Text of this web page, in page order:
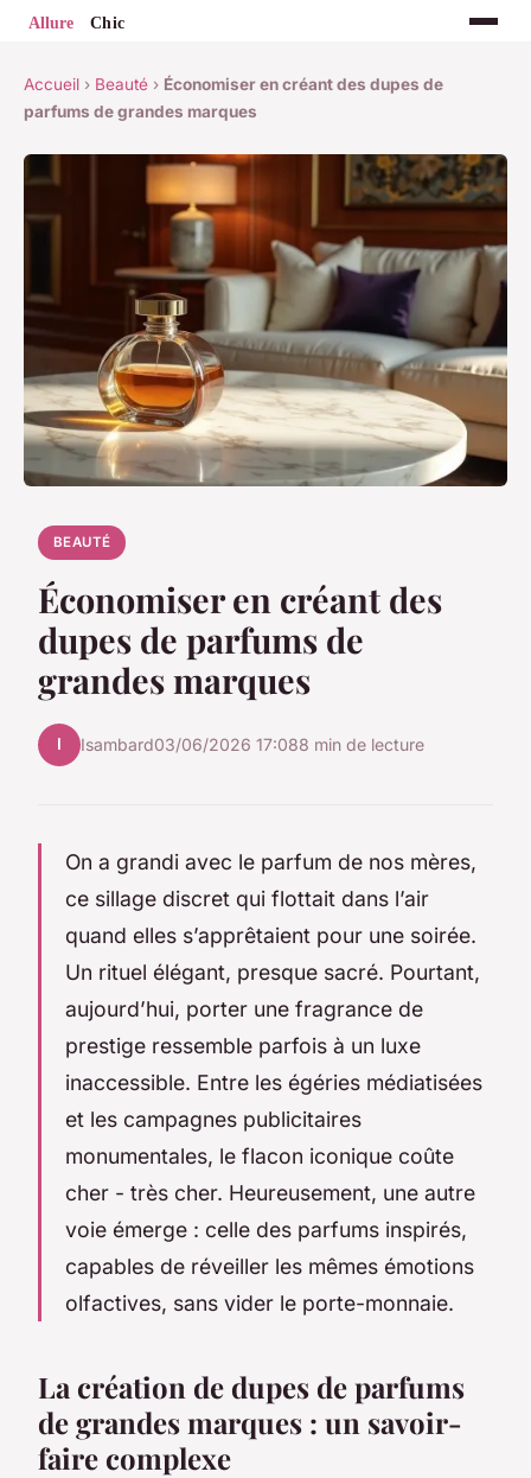
Accueil › Beauté › Économiser en créant des dupes de
parfums de grandes marques
BEAUTÉ
Économiser en créant des
dupes de parfums de
grandes marques
I Isambard03/06/2026 17:088 min de lecture
On a grandi avec le parfum de nos mères,
ce sillage discret qui flottait dans l’air
quand elles s’apprêtaient pour une soirée.
Un rituel élégant, presque sacré. Pourtant,
aujourd’hui, porter une fragrance de
prestige ressemble parfois à un luxe
inaccessible. Entre les égéries médiatisées
et les campagnes publicitaires
monumentales, le flacon iconique coûte
cher - très cher. Heureusement, une autre
voie émerge : celle des parfums inspirés,
capables de réveiller les mêmes émotions
olfactives, sans vider le porte-monnaie.
La création de dupes de parfums
de grandes marques : un savoir-
faire complexe